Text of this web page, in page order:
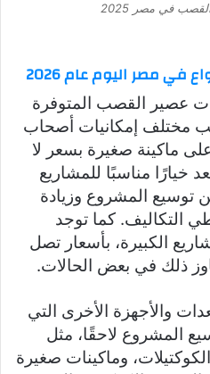
في مصر 2025
في مصر اليوم عام 2026
عصير القصب المتوفرة
مختلف إمكانيات أصحاب
ماكينة صغيرة بسعر لا
مما يعد خيارًا مناسبًا للمشاريع
توسيع المشروع وزيادة
التكاليف. كما توجد
الكبيرة، بأسعار تصل
والأجهزة الأخرى التي
المشروع لاحقًا، مثل
وماكينات صغيرة